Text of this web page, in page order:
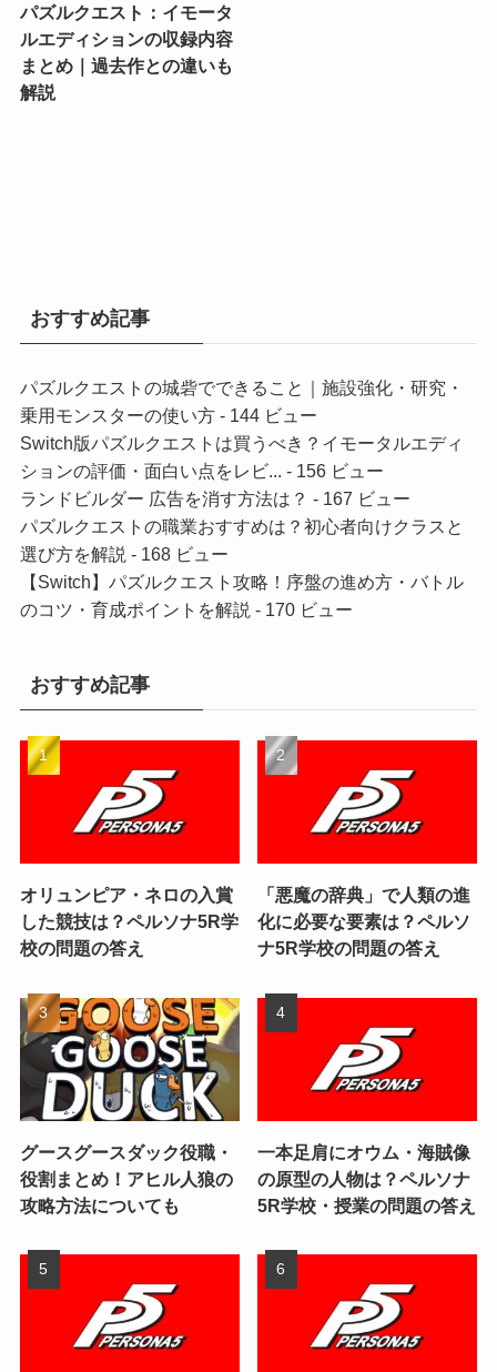
パズルクエスト：イモータ
ルエディションの収録内容
まとめ｜過去作との違いも
解説
おすすめ記事
パズルクエストの城砦でできること｜施設強化・研究・
乗用モンスターの使い方- 144 ビュー
Switch版パズルクエストは買うべき？イモータルエディ
ションの評価・面白い点をレビ... - 156 ビュー
ランドビルダー 広告を消す方法は？ - 167 ビュー
パズルクエストの職業おすすめは？初心者向けクラスと
選び方を解説 - 168 ビュー
【Switch】パズルクエスト攻略！序盤の進め方・バトル
のコツ・育成ポイントを解説 - 170 ビュー
おすすめ記事
オリュンピア・ネロの入賞
した競技は？ペルソナ5R学
校の問題の答え
「悪魔の辞典」で人類の進
化に必要な要素は？ペルソ
ナ5R学校の問題の答え
グースグースダック役職・
役割まとめ！アヒル人狼の
攻略方法についても
一本足肩にオウム・海賊像
の原型の人物は？ペルソナ
5R学校・授業の問題の答え